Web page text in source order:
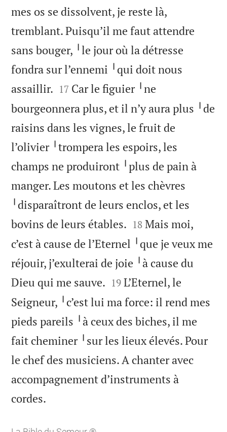
mes os se dissolvent, je reste là,
tremblant. Puisqu’il me faut attendre
sans bouger, ╵le jour où la détresse
fondra sur l’ennemi ╵qui doit nous
assaillir. 

17 Car le figuier ╵ne
bourgeonnera plus, et il n’y aura plus ╵de
raisins dans les vignes, le fruit de
l’olivier ╵trompera les espoirs, les
champs ne produiront ╵plus de pain à
manger. Les moutons et les chèvres
╵disparaîtront de leurs enclos, et les
bovins de leurs étables. 

18 Mais moi,
c’est à cause de l’Eternel ╵que je veux me
réjouir, j’exulterai de joie ╵à cause du
Dieu qui me sauve. 

19 L’Eternel, le
Seigneur, ╵c’est lui ma force: il rend mes
pieds pareils ╵à ceux des biches, il me
fait cheminer ╵sur les lieux élevés. Pour
le chef des musiciens. A chanter avec
accompagnement d’instruments à
cordes.